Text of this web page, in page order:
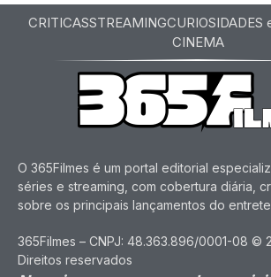
CRITICASSTREAMINGCURIOSIDADES
CINEMA
O 365Filmes é um portal editorial
séries e streaming, com cobertura diária,
sobre os principais lançamentos do
365Filmes – CNPJ: 48.363.896/0001-08 ©
Direitos reservados